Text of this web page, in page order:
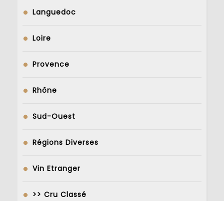
Languedoc
Loire
Provence
Rhône
Sud-Ouest
Régions Diverses
Vin Etranger
>> Cru Classé